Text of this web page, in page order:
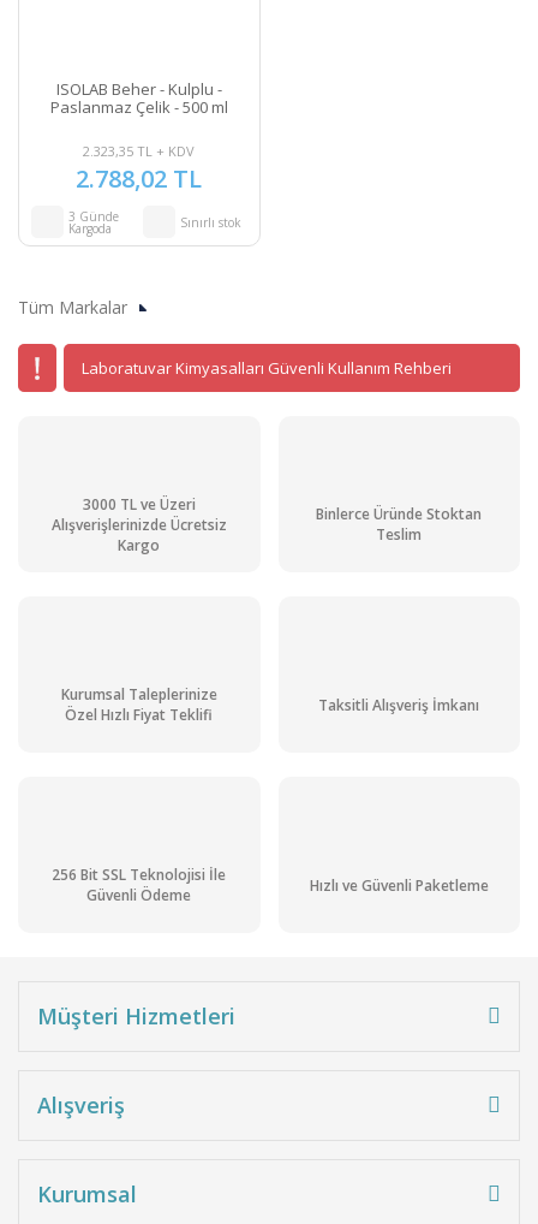
ISOLAB Beher - Kulplu -
Paslanmaz Çelik - 500 ml
2.323,35 TL + KDV
2.788,02 TL
3 Günde
Kargoda Sınırlı stok
Tüm Markalar
Laboratuvar Kimyasalları Güvenli Kullanım Rehberi
3000 TL ve Üzeri
Alışverişlerinizde Ücretsiz
Kargo
Binlerce Üründe Stoktan
Teslim
Kurumsal Taleplerinize
Özel Hızlı Fiyat Teklifi
Taksitli Alışveriş İmkanı
256 Bit SSL Teknolojisi İle
Güvenli Ödeme
Hızlı ve Güvenli Paketleme
Müşteri Hizmetleri
Alışveriş
Kurumsal